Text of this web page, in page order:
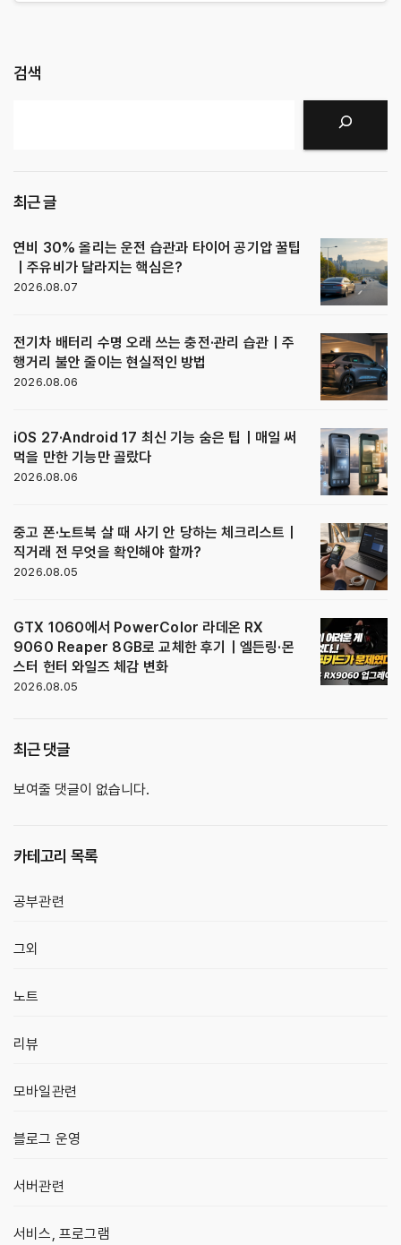
검색
최근 글
연비 30% 올리는 운전 습관과 타이어 공기압 꿀팁
｜주유비가 달라지는 핵심은?
2026.08.07
전기차 배터리 수명 오래 쓰는 충전·관리 습관｜주
행거리 불안 줄이는 현실적인 방법
2026.08.06
iOS 27·Android 17 최신 기능 숨은 팁｜매일 써
먹을 만한 기능만 골랐다
2026.08.06
중고 폰·노트북 살 때 사기 안 당하는 체크리스트｜
직거래 전 무엇을 확인해야 할까?
2026.08.05
GTX 1060에서 PowerColor 라데온 RX
9060 Reaper 8GB로 교체한 후기｜엘든링·몬
스터 헌터 와일즈 체감 변화
2026.08.05
최근 댓글
보여줄 댓글이 없습니다.
카테고리 목록
공부관련
그외
노트
리뷰
모바일관련
블로그 운영
서버관련
서비스, 프로그램